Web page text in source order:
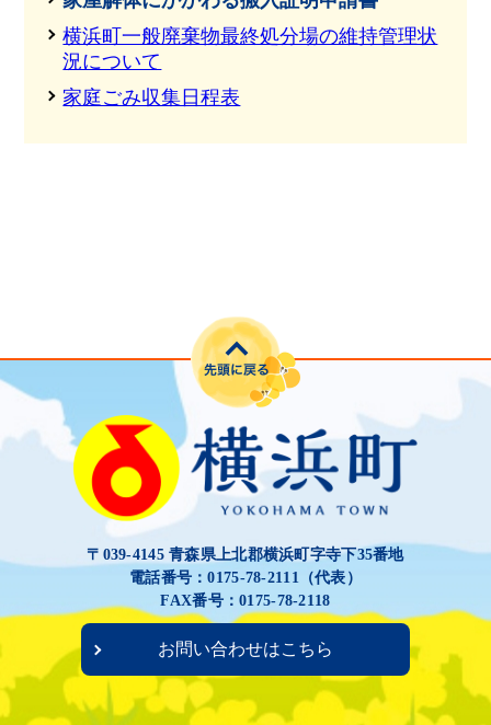
横浜町一般廃棄物最終処分場の維持管理状
況について
家庭ごみ収集日程表
〒039-4145 青森県上北郡横浜町字寺下35番地
電話番号：0175-78-2111（代表）
FAX番号：0175-78-2118
お問い合わせはこちら